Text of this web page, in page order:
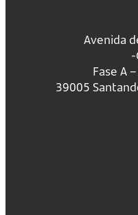
Avenida
-
Fase A
39005